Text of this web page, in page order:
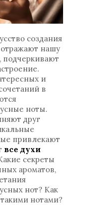
создания
отражают нашу
подчеркивают
и
в
ноты.
друг
привлекают
все духи
секреты
ароматов,
нот? Как
нотами?